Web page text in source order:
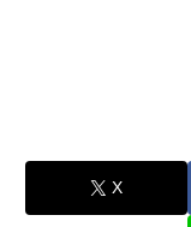
X